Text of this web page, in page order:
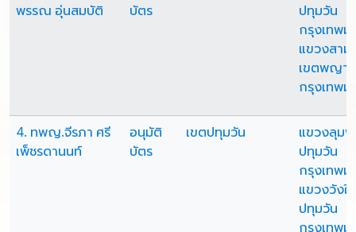
พรรณ อุ่นสมบัติ
บัตร
ปทุมวัน
กรุงเทพม
แขวงสาม
เขตพญา
กรุงเทพม
4. ทพญ.จีรภา ศรี
เพ็ชรดานนท์
อนุมัติ
บัตร
เขตปทุมวัน
แขวงลุมพิ
ปทุมวัน
กรุงเทพม
แขวงวังใ
ปทุมวัน
กรุงเทพม